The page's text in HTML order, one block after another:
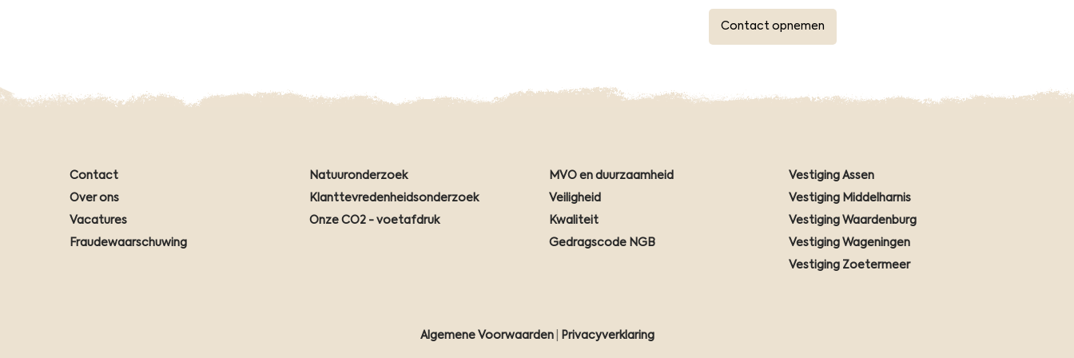
Contact opnemen
Contact
Over ons
Vacatures
Fraudewaarschuwing
Natuuronderzoek
Klanttevredenheidsonderzoek
Onze CO2 - voetafdruk
MVO en duurzaamheid
Veiligheid
Kwaliteit
Gedragscode NGB
Vestiging Assen
Vestiging Middelharnis
Vestiging Waardenburg
Vestiging Wageningen
Vestiging Zoetermeer
Algemene Voorwaarden| Privacyverklaring